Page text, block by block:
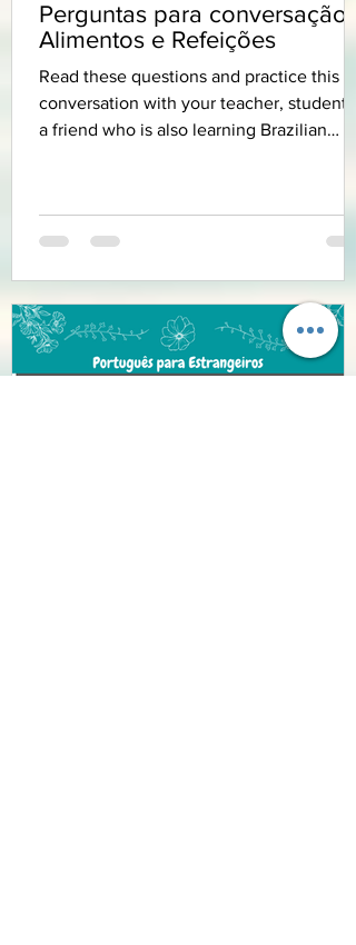
Perguntas para conversação:
Alimentos e Refeições
Read these questions and practice this
conversation with your teacher, student
a friend who is also learning Brazilian